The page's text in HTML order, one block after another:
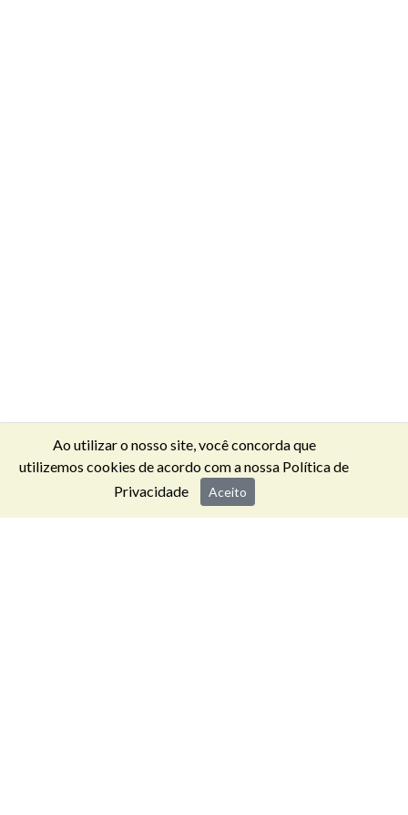
Ao utilizar o nosso site, você concorda que
utilizemos cookies de acordo com a nossa Política de
Privacidade
Aceito